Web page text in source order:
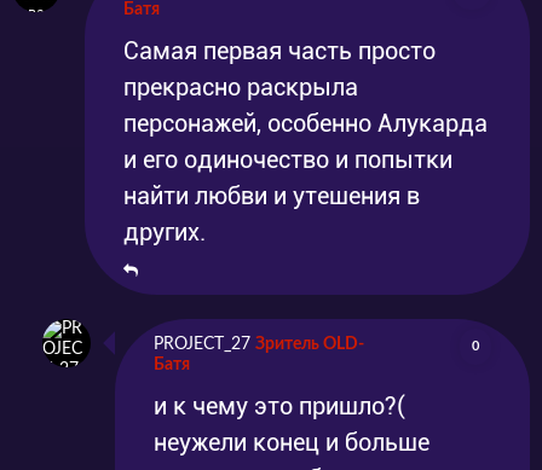
Батя
Самая первая часть просто
прекрасно раскрыла
персонажей, особенно Алукарда
и его одиночество и попытки
найти любви и утешения в
других.
PROJECT_27 Зритель OLD-
Батя
0
и к чему это пришло?(
неужели конец и больше